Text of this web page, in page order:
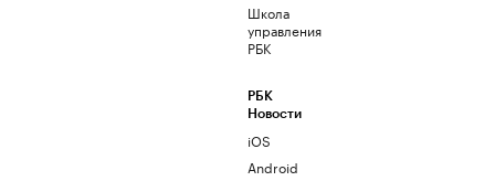
Школа
управления
РБК
РБК
Новости
iOS
Android